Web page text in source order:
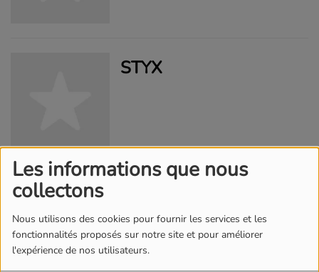
Les informations que nous
collectons
Nous utilisons des cookies pour fournir les services et les
fonctionnalités proposés sur notre site et pour améliorer
l'expérience de nos utilisateurs.
STYX